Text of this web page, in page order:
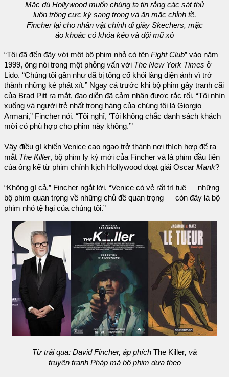
Mặc dù Hollywood muốn chúng ta tin rằng các sát thủ
luôn trông cực kỳ sang trọng và ăn mặc chỉnh tề,
Fincher lại cho nhân vật chính đi giày Skechers, mặc
áo khoác có khóa kéo và đội mũ xô
“Tôi đã đến đây với một bộ phim nhỏ có tên Fight Club” vào năm
1999, ông nói trong một phỏng vấn với The New York Times ở
Lido. “Chúng tôi gần như đã bị tống cổ khỏi làng điện ảnh vì trở
thành những kẻ phát xít.” Ngay cả trước khi bộ phim gây tranh cãi
của Brad Pitt ra mắt, đạo diễn đã cảm nhận được rắc rối. “Tôi nhìn
xuống và người trẻ nhất trong hàng của chúng tôi là Giorgio
Armani,” Fincher nói. “Tôi nghĩ, ‘Tôi không chắc danh sách khách
mời có phù hợp cho phim này không.’”
Vậy điều gì khiến Venice cao ngạo trở thành nơi thích hợp để ra
mắt The Killer, bộ phim ly kỳ mới của Fincher và là phim đầu tiên
của ông kể từ phim chính kịch Hollywood đoạt giải Oscar Mank?
“Không gì cả,” Fincher ngắt lời. “Venice có vẻ rất trí tuệ — những
bộ phim quan trọng về những chủ đề quan trọng — còn đây là bộ
phim nhỏ tệ hại của chúng tôi.”
Từ trái qua: David Fincher, áp phích The Killer, và
truyện tranh Pháp mà bộ phim dựa theo